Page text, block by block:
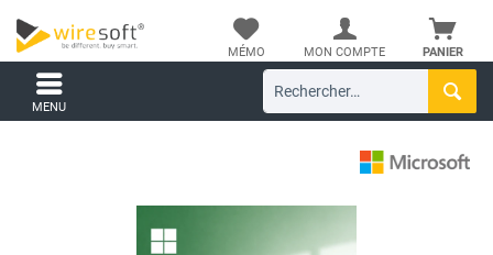
PANIER
MÉMO MON COMPTE
MENU